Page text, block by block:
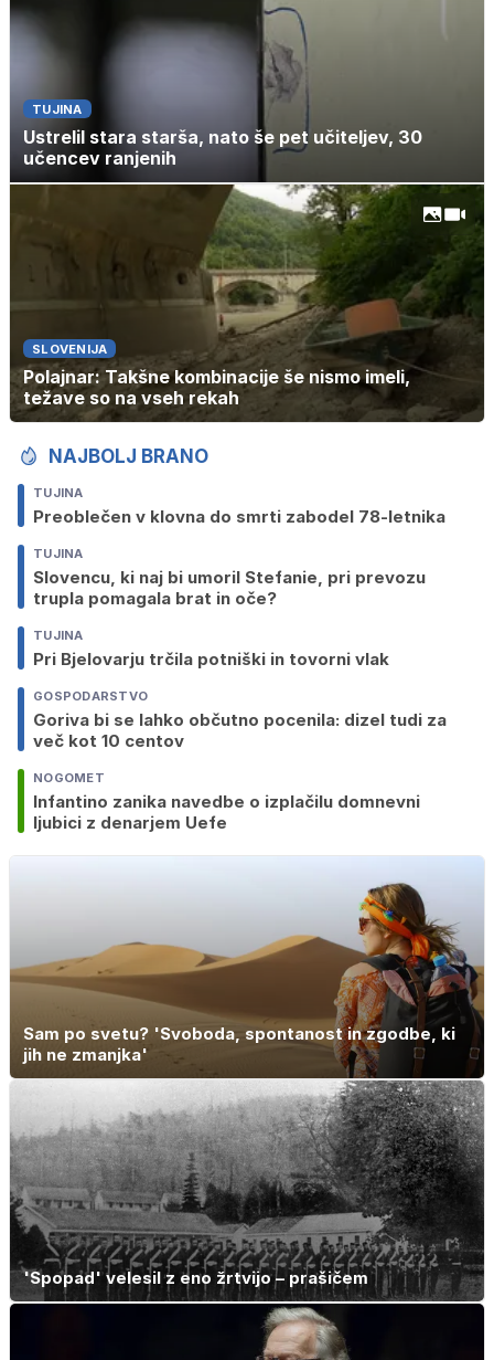
TUJINA
Ustrelil stara starša, nato še pet učiteljev, 30
učencev ranjenih
SLOVENIJA
Polajnar: Takšne kombinacije še nismo imeli,
težave so na vseh rekah
NAJBOLJ BRANO
TUJINA
Preoblečen v klovna do smrti zabodel 78-letnika
TUJINA
Slovencu, ki naj bi umoril Stefanie, pri prevozu
trupla pomagala brat in oče?
TUJINA
Pri Bjelovarju trčila potniški in tovorni vlak
GOSPODARSTVO
Goriva bi se lahko občutno pocenila: dizel tudi za
več kot 10 centov
NOGOMET
Infantino zanika navedbe o izplačilu domnevni
ljubici z denarjem Uefe
Sam po svetu? 'Svoboda, spontanost in zgodbe, ki
jih ne zmanjka'
'Spopad' velesil z eno žrtvijo – prašičem